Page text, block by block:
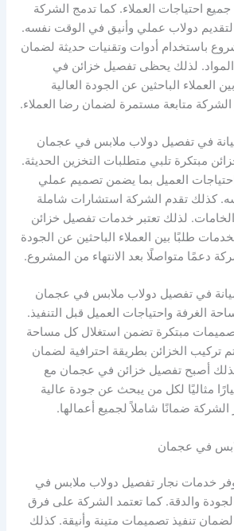
احتياجات العملاء. كما تدمج الشركة
لتقديم دولاب عملي وأنيق في الوقت نفسه.
باستخدام أدوات وتقنيات حديثة لضمان
لذلك يحظى تفصيل خزائن في
العملاء الباحثين عن الجودة العالية
الشركة متابعة مستمرة لضمان رضا العملاء.
في تفصيل دولاب ملابس في عجمان
مبتكرة تلبي متطلبات التخزين الحديثة.
العميل بما يضمن تصميم عملي
كذلك تقدم الشركة استشارات شاملة
لذلك تعتبر خدمات تفصيل خزائن
طلبًا بين العملاء الباحثين عن الجودة
دعمًا متواصلًا بعد الانتهاء من المشروع.
في تفصيل دولاب ملابس في عجمان
الغرفة واحتياجات العميل قبل التنفيذ.
مبتكرة تضمن استغلال كل مساحة
تركيب الخزائن بطريقة احترافية لضمان
لذلك أصبح تفصيل خزائن في عجمان مع
مثاليًا لكل من يبحث عن جودة عالية
الشركة ضمانًا شاملاً لجميع أعمالها.
في عجمان
خدمات نجار تفصيل دولاب ملابس في
والدقة. كما تعتمد الشركة على فرق
تنفيذ تصميمات متينة وأنيقة. كذلك